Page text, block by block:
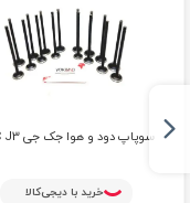
سوپاپ دود و هوا جک جی JAC J3
خرید با دیجی‌کالا